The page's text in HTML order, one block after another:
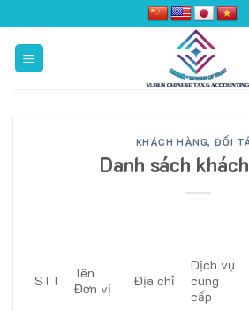
to
content
KHÁCH HÀNG, ĐỐI
Danh sách
STT
Tên
Đơn vị
Địa chỉ
Dịch vụ
cung
cấp